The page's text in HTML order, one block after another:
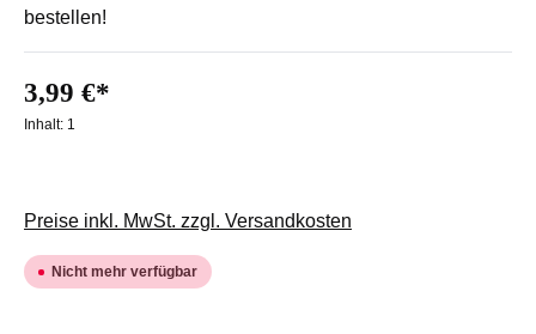
bestellen!
3,99 €*
Inhalt: 1
Preise inkl. MwSt. zzgl. Versandkosten
Nicht mehr verfügbar